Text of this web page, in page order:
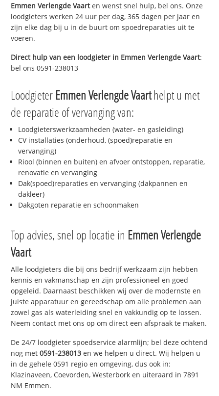
Emmen Verlengde Vaarten wenst snel hulp, bel ons. Onze
loodgieters werken 24 uur per dag, 365 dagen per jaar en
zijn elke dag bij u in de buurt om spoedreparaties uit te
voeren.
Direct hulp van een loodgieter in Emmen Verlengde Vaart:
bel ons 0591-238013
Loodgieter Emmen Verlengde Vaarthelpt u met
de reparatie of vervanging van:
Loodgieterswerkzaamheden (water- en gasleiding)
CV installaties (onderhoud, (spoed)reparatie en
vervanging)
Riool (binnen en buiten) en afvoer ontstoppen, reparatie,
renovatie en vervanging
Dak(spoed)reparaties en vervanging (dakpannen en
dakleer)
Dakgoten reparatie en schoonmaken
Top advies, snel op locatie in Emmen Verlengde
Vaart
Alle loodgieters die bij ons bedrijf werkzaam zijn hebben
kennis en vakmanschap en zijn professioneel en goed
opgeleid. Daarnaast beschikken wij over de modernste en
juiste apparatuur en gereedschap om alle problemen aan
zowel gas als waterleiding snel en vakkundig op te lossen.
Neem contact met ons op om direct een afspraak te maken.
De 24/7 loodgieter spoedservice alarmlijn; bel deze ochtend
nog met0591-238013 en we helpen u direct. Wij helpen u
in de gehele 0591 regio en omgeving, dus ook in:
Klazinaveen, Coevorden, Westerbork en uiteraard in 7891
NM Emmen.